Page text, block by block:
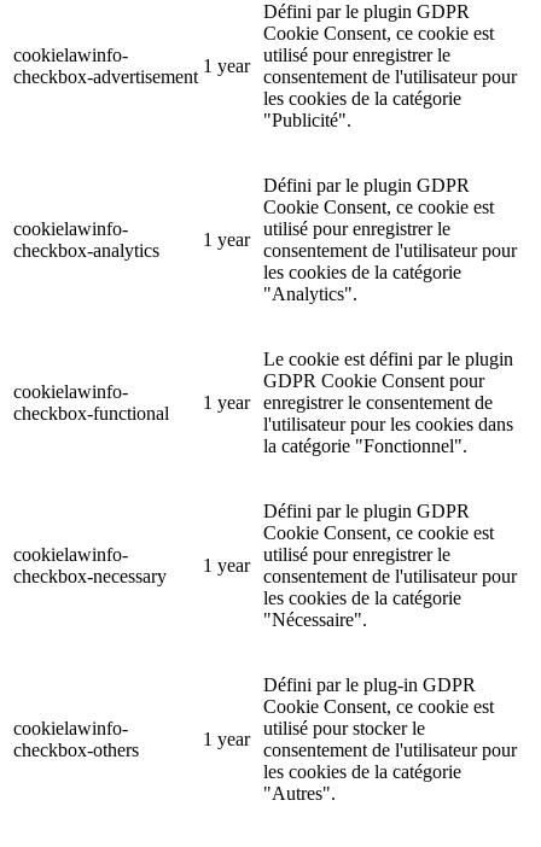
cookielawinfo-
checkbox-advertisement
1 year
Défini par le plugin GDPR
Cookie Consent, ce cookie est
utilisé pour enregistrer le
consentement de l'utilisateur pour
les cookies de la catégorie
"Publicité".
cookielawinfo-
checkbox-analytics
1 year
Défini par le plugin GDPR
Cookie Consent, ce cookie est
utilisé pour enregistrer le
consentement de l'utilisateur pour
les cookies de la catégorie
"Analytics".
cookielawinfo-
checkbox-functional
1 year
Le cookie est défini par le plugin
GDPR Cookie Consent pour
enregistrer le consentement de
l'utilisateur pour les cookies dans
la catégorie "Fonctionnel".
cookielawinfo-
checkbox-necessary
1 year
Défini par le plugin GDPR
Cookie Consent, ce cookie est
utilisé pour enregistrer le
consentement de l'utilisateur pour
les cookies de la catégorie
"Nécessaire".
cookielawinfo-
checkbox-others
1 year
Défini par le plug-in GDPR
Cookie Consent, ce cookie est
utilisé pour stocker le
consentement de l'utilisateur pour
les cookies de la catégorie
"Autres".